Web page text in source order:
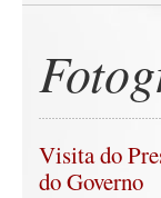
Visita do
do Governo